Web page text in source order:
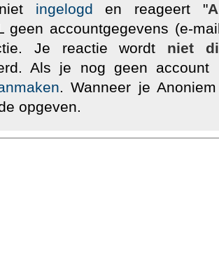
ingelogd en reageert "
geen accountgegevens (e-
Je reactie wordt niet
Als je nog geen
. Wanneer je
opgeven.